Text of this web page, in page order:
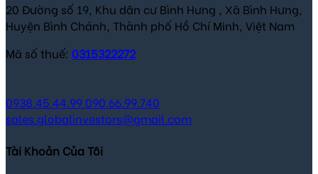
20 Đường số 19, Khu dân cư Bình Hưng , Xã Bình Hưng,
Huyện Bình Chánh, Thành phố Hồ Chí Minh, Việt Nam
Mã số thuế: 0315322272
0938.45.44.99090.66.99.740
sales.globalinvestors@gmail.com
Tài Khoản Của Tôi